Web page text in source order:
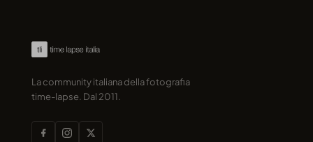
La community italiana della fotografia
time-lapse. Dal 2011.